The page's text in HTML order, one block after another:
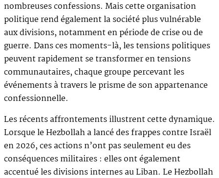
nombreuses confessions. Mais cette organisation
politique rend également la société plus vulnérable
aux divisions, notamment en période de crise ou de
guerre. Dans ces moments-là, les tensions politiques
peuvent rapidement se transformer en tensions
communautaires, chaque groupe percevant les
événements à travers le prisme de son appartenance
confessionnelle.
Les récents affrontements illustrent cette dynamique.
Lorsque le Hezbollah a lancé des frappes contre Israël
en 2026, ces actions n’ont pas seulement eu des
conséquences militaires : elles ont également
accentué les divisions internes au Liban. Le Hezbollah